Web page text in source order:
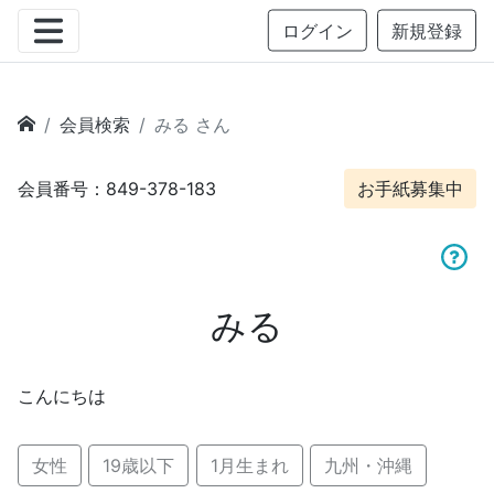
ログイン 新規登録
会員検索 みる さん
会員番号：849-378-183 お手紙募集中
みる
こんにちは
女性 19歳以下 1月生まれ 九州・沖縄